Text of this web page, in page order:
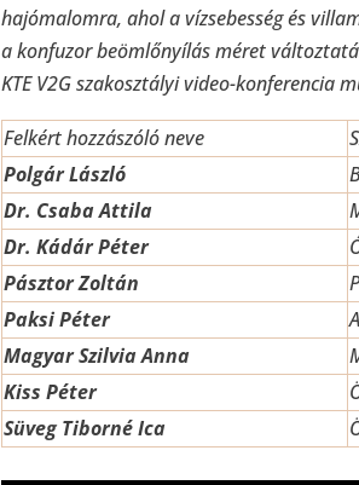
hajómalomra, ahol a vízsebesség és
a konfuzor beömlőnyílás méret
KTE V2G szakosztályi video-konferencia
Felkért hozzászóló neve
Polgár László
Dr. Csaba Attila
Dr. Kádár Péter
Pásztor Zoltán
Paksi Péter
Magyar Szilvia Anna
Kiss Péter
Süveg Tiborné Ica